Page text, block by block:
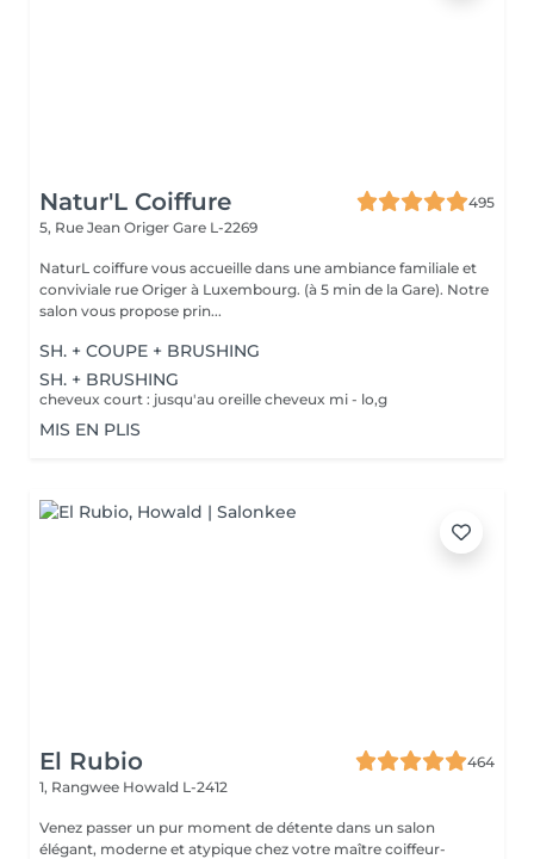
Natur'L Coiffure
495
5, Rue Jean Origer Gare L-2269
NaturL coiffure vous accueille dans une ambiance familiale et
conviviale rue Origer à Luxembourg. (à 5 min de la Gare). Notre
salon vous propose prin...
SH. + COUPE + BRUSHING
SH. + BRUSHING
cheveux court : jusqu'au oreille cheveux mi - lo,g
MIS EN PLIS
El Rubio
464
1, Rangwee Howald L-2412
Venez passer un pur moment de détente dans un salon
élégant, moderne et atypique chez votre maître coiffeur-